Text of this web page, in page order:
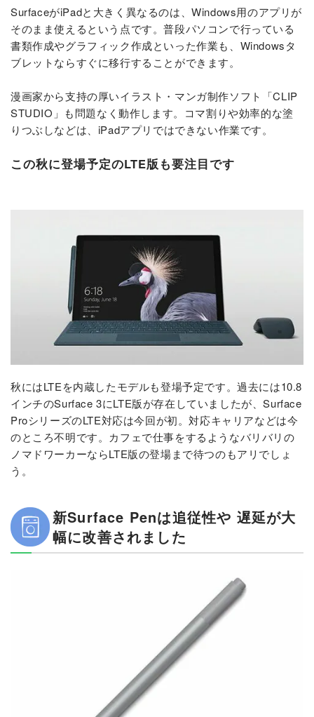
SurfaceがiPadと大きく異なるのは、Windows用のアプリが
そのまま使えるという点です。普段パソコンで行っている
書類作成やグラフィック作成といった作業も、Windowsタ
ブレットならすぐに移行することができます。
漫画家から支持の厚いイラスト・マンガ制作ソフト「CLIP
STUDIO」も問題なく動作します。コマ割りや効率的な塗
りつぶしなどは、iPadアプリではできない作業です。
この秋に登場予定のLTE版も要注目です
秋にはLTEを内蔵したモデルも登場予定です。過去には10.8
インチのSurface 3にLTE版が存在していましたが、Surface
ProシリーズのLTE対応は今回が初。対応キャリアなどは今
のところ不明です。カフェで仕事をするようなバリバリの
ノマドワーカーならLTE版の登場まで待つのもアリでしょ
う。
新Surface Penは追従性や 遅延が大
幅に改善されました